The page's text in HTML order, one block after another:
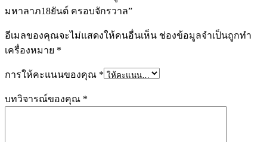
มหาลาภ18ยันต์ ครอบจักรวาล”
อีเมลของคุณจะไม่แสดงให้คนอื่นเห็น ช่องข้อมูลจำเป็นถูกทำ
เครื่องหมาย *
การให้คะแนนของคุณ *
บทวิจารณ์ของคุณ *